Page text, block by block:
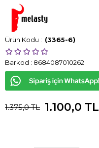
(3365-6)
Barkod : 8684087010262
1.375,0 TL 1.100,0 TL